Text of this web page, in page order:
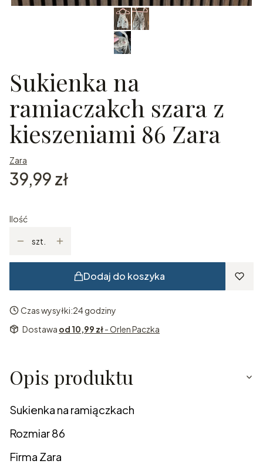
Sukienka na
ramiaczakch szara z
kieszeniami 86 Zara
Zara
Cena
39,99 zł
Ilość
szt.
Dodaj do koszyka
Czas wysyłki:24 godziny
Dostawa od 10,99 zł- Orlen Paczka
Opis produktu
Sukienka na ramiączkach
Rozmiar 86
Firma Zara